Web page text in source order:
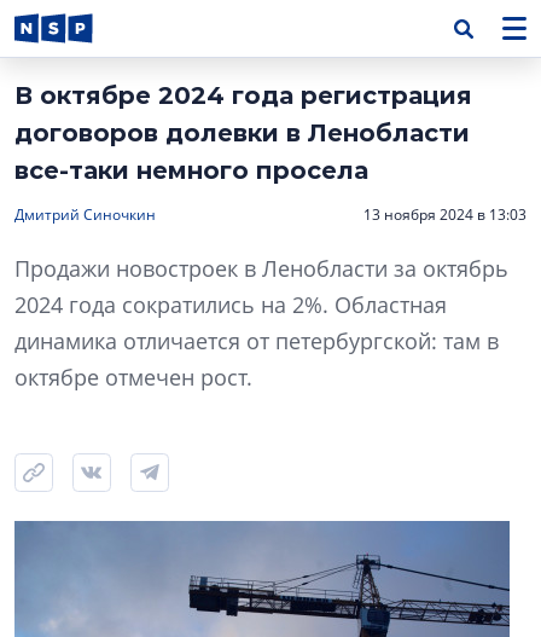
В октябре 2024 года регистрация
договоров долевки в Ленобласти
все-таки немного просела
Дмитрий Синочкин 13 ноября 2024 в 13:03
Продажи новостроек в Ленобласти за октябрь
2024 года сократились на 2%. Областная
динамика отличается от петербургской: там в
октябре отмечен рост.